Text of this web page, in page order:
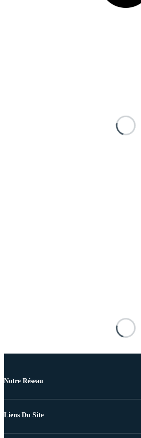
Notre Réseau
Liens Du Site